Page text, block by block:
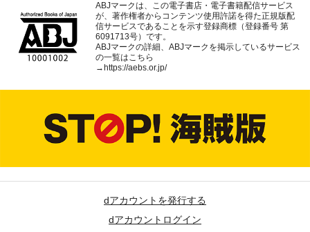
ABJマークは、この電子書店・電子書籍配信サービス
が、著作権者からコンテンツ使用許諾を得た正規版配
信サービスであることを示す登録商標（登録番号 第
6091713号）です。
ABJマークの詳細、ABJマークを掲示しているサービス
の一覧はこちら
→ https://aebs.or.jp/
dアカウントを発行する
dアカウントログイン